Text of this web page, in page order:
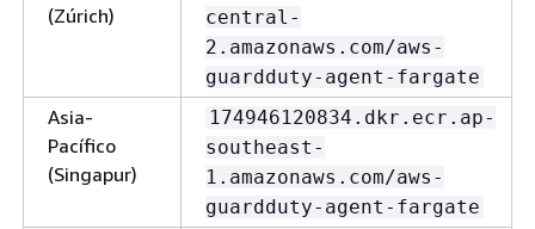
(Zúrich)
central-
2.amazonaws.com/aws-
guardduty-agent-fargate
Asia-
Pacífico
(Singapur)
174946120834.dkr.ecr.ap-
southeast-
1.amazonaws.com/aws-
guardduty-agent-fargate